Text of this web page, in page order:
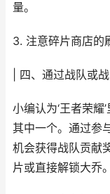
量。
3. 注意碎片商店的
| 四、通过战队或
小编认为‘王者荣耀
其中一个。通过参
机会获得战队贡献
片或直接解锁大乔。